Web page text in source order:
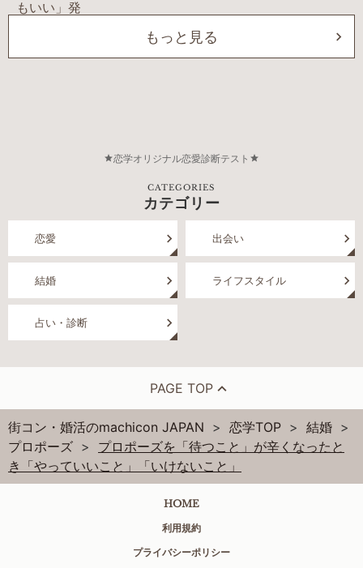
もっと見る
恋学オリジナル恋愛診断テスト
CATEGORIES
カテゴリー
恋愛 出会い
結婚 ライフスタイル
占い・診断
PAGE TOP
街コン・婚活のmachicon JAPAN 恋学TOP
結婚
プロポーズ
プロポーズを「待つこと」が辛くなったと
き「やっていいこと」「いけないこと」
HOME
利用規約
プライバシーポリシー